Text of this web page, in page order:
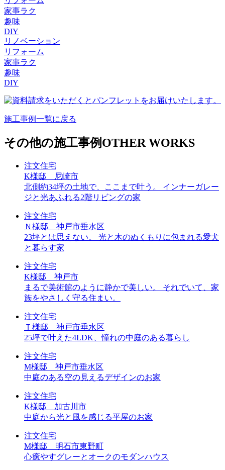
家事ラク
趣味
DIY
リノベーション
リフォーム
家事ラク
趣味
DIY
施工事例一覧に戻る
その他の施工事例OTHER WORKS
注文住宅
K様邸 尼崎市
北側約34坪の土地で、ここまで叶う。 インナーガレー
ジと光あふれる2階リビングの家
注文住宅
Ｎ様邸 神戸市垂水区
23坪とは思えない。 光と木のぬくもりに包まれる愛犬
と暮らす家
注文住宅
K様邸 神戸市
まるで美術館のように静かで美しい。 それでいて、家
族をやさしく守る住まい。
注文住宅
Ｔ様邸 神戸市垂水区
25坪で叶えた4LDK、憧れの中庭のある暮らし
注文住宅
M様邸 神戸市垂水区
中庭のある空の見えるデザインのお家
注文住宅
K様邸 加古川市
中庭から光と風を感じる平屋のお家
注文住宅
M様邸 明石市東野町
心癒やすグレーとオークのモダンハウス